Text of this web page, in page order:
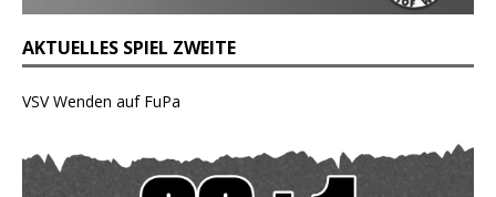
AKTUELLES SPIEL ZWEITE
VSV Wenden auf FuPa